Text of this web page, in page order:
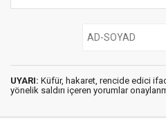
UYARI: Küfür, hakaret, rencide edici
yönelik saldırı içeren yorumlar